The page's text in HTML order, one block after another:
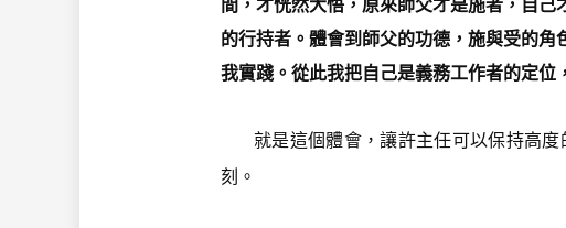
的行持者。體會到師父的功德，施與受的
我實踐。從此我把自己是義務工作者的定位
就是這個體會，讓許主任可以保持高度
刻。